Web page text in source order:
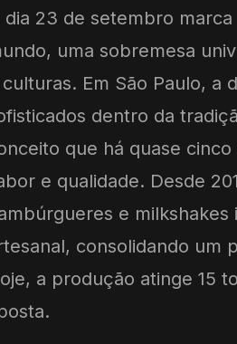
dia 23 de setembro
uma sobremesa
Em São Paulo, a
dentro da
que há quase
e qualidade. Desde
e
consolidando um
a produção atinge 15